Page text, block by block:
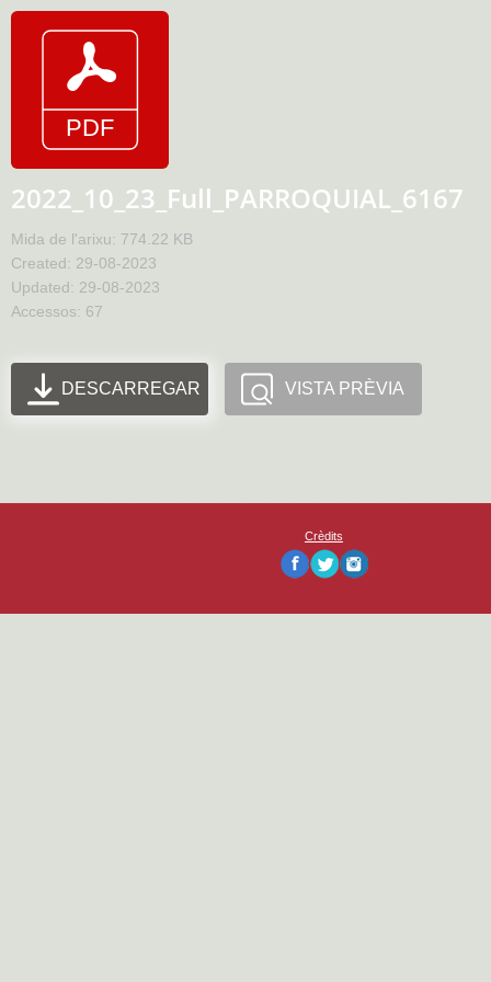
2022_10_23_Full_PARROQUIAL_6167
Mida de l'arixu: 774.22 KB
Created: 29-08-2023
Updated: 29-08-2023
Accessos: 67
DESCARREGAR VISTA PRÈVIA
Crèdits